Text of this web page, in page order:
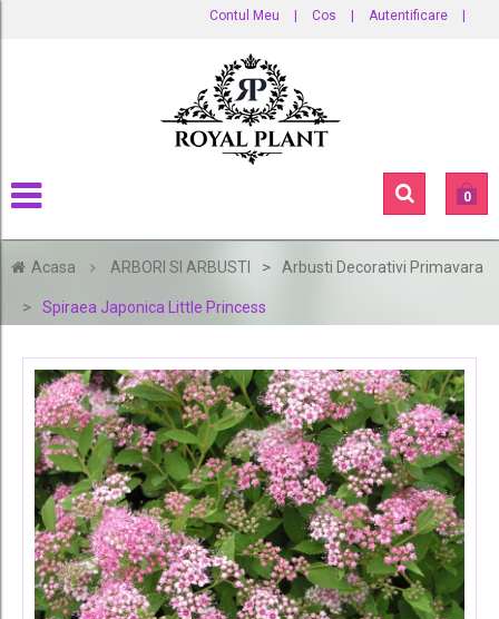
Contul Meu Cos Autentificare
0
Acasa ARBORI SI ARBUSTI > Arbusti Decorativi Primavara
> Spiraea Japonica Little Princess